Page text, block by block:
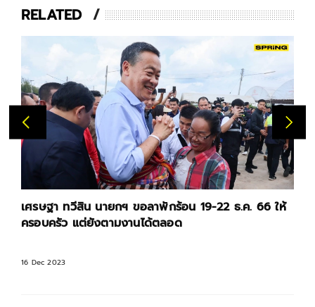
RELATED
เศรษฐา ทวีสิน นายกฯ ขอลาพักร้อน 19-22 ธ.ค. 66 ให้
ครอบครัว แต่ยังตามงานได้ตลอด
16 Dec 2023